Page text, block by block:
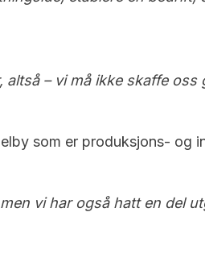
– vi må ikke skaffe oss
som er produksjons- og
vi har også hatt en del